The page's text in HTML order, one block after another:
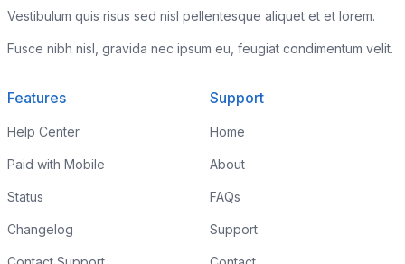
Vestibulum quis risus sed nisl pellentesque aliquet et et lorem.
Fusce nibh nisl, gravida nec ipsum eu, feugiat condimentum velit.
Features
Help Center
Paid with Mobile
Status
Changelog
Support
Home
About
FAQs
Support